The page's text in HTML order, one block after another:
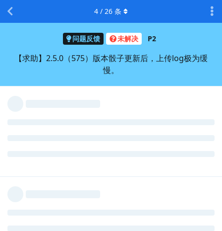
问题反馈 未解决 P2
【求助】2.5.0（575）版本骰子更新后，上传log极为缓
慢。
4 / 26 条